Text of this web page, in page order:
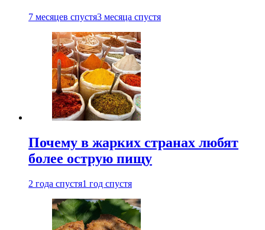
7 месяцев спустя3 месяца спустя
Почему в жарких странах любят
более острую пищу
2 года спустя1 год спустя